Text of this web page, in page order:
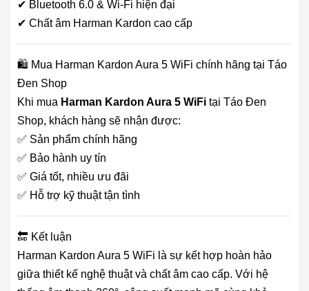
✔ Bluetooth 6.0 & Wi-Fi hiện đại
✔ Chất âm Harman Kardon cao cấp
🛍️ Mua Harman Kardon Aura 5 WiFi chính hãng tại Táo
Đen Shop
Khi mua Harman Kardon Aura 5 WiFi tại Táo Đen
Shop, khách hàng sẽ nhận được:
✅ Sản phẩm chính hãng
✅ Bảo hành uy tín
✅ Giá tốt, nhiều ưu đãi
✅ Hỗ trợ kỹ thuật tận tình
🔚 Kết luận
Harman Kardon Aura 5 WiFi là sự kết hợp hoàn hảo
giữa thiết kế nghệ thuật và chất âm cao cấp. Với hệ